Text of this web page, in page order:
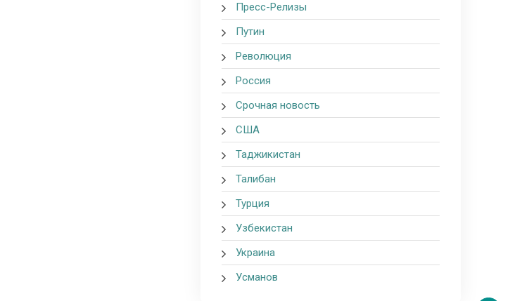
Пресс-Релизы
Путин
Революция
Россия
Срочная новость
США
Таджикистан
Талибан
Турция
Узбекистан
Украина
Усманов